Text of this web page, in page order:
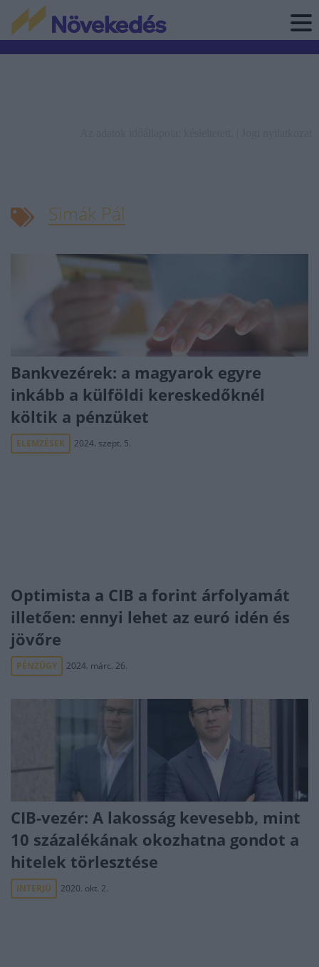
Simák Pál
Bankvezérek: a magyarok egyre
inkább a külföldi kereskedőknél
költik a pénzüket
ELEMZÉSEK 2024. szept. 5.
Optimista a CIB a forint árfolyamát
illetően: ennyi lehet az euró idén és
jövőre
PÉNZÜGY 2024. márc. 26.
CIB-vezér: A lakosság kevesebb, mint
10 százalékának okozhatna gondot a
hitelek törlesztése
INTERJÚ 2020. okt. 2.